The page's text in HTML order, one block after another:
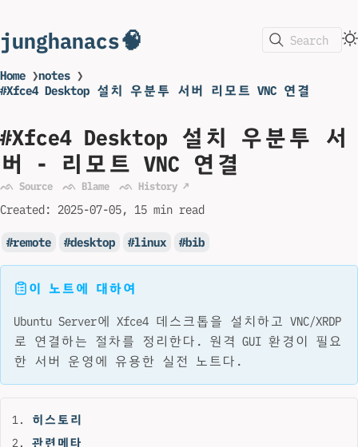
junghanacs🧠 Search
Home ❯notes ❯
#Xfce4 Desktop 설치 우분투 서버 리모트 VNC 연결
#Xfce4 Desktop 설치 우분투 서
버 - 리모트 VNC 연결
ᨒ Source ᨒ Blame ᨒ History ↗
Created: 2025-07-05 15 min read
remote desktop linux bib
이 노트에 대하여
Ubuntu Server에 Xfce4 데스크톱을 설치하고 VNC/XRDP
로 연결하는 절차를 정리한다. 원격 GUI 환경이 필요
한 서버 운영에 유용한 실전 노트다.
히스토리
관련메타